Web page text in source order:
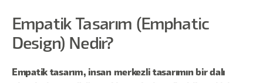
Empatik Tasarım (Emphatic
Design) Nedir?
Empatik tasarım, insan merkezli tasarımın bir dalı